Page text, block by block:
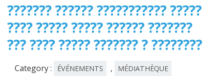
??????? ?????? ??????????? ?????
???? ????? ????? ?????? ???????
??? ???? ????? ??????? ? ????????
Category : ÉVÉNEMENTS , MÉDIATHÈQUE